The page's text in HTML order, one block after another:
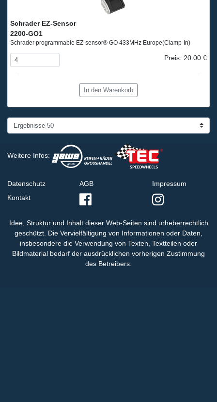
Schrader EZ-Sensor
2200-GO1
Schrader programmable EZ-sensor® GO 433MHz Europe(Clamp-In)
Preis: 20.00 €
In den Warenkorb
Weitere Infos:
Datenschutz
Kontakt
AGB Impressum
Idee, Struktur und Inhalt dieser Web-Seiten sind urheberrechtlich
geschützt. Die Vervielfältigung von Informationen oder Daten,
insbesondere die Verwendung von Texten, Textteilen oder
Bildmaterial bedarf der ausdrücklichen vorherigen Zustimmung
des Betreibers.